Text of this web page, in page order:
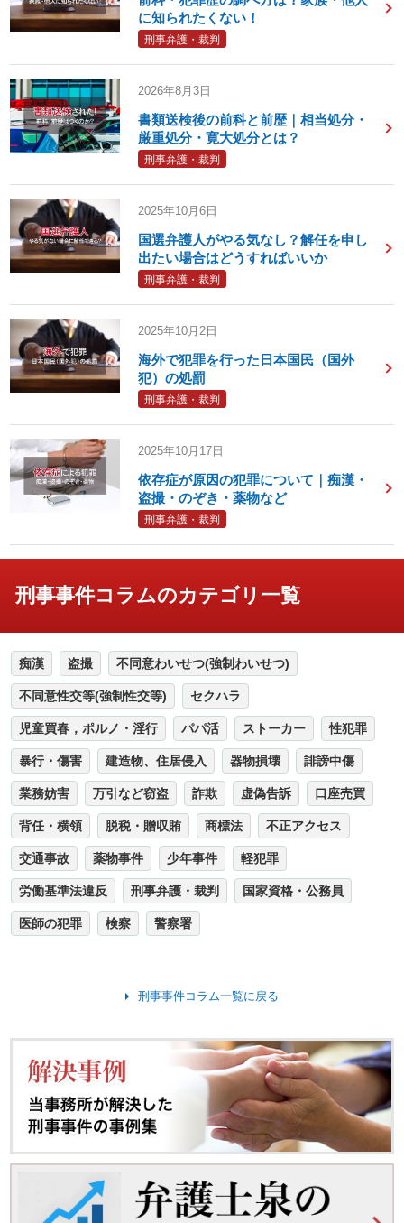
に知られたくない！
刑事弁護・裁判
2026年8月3日
書類送検後の前科と前歴｜相当処分・
厳重処分・寛大処分とは？
刑事弁護・裁判
2025年10月6日
国選弁護人がやる気なし？解任を申し
出たい場合はどうすればいいか
刑事弁護・裁判
2025年10月2日
海外で犯罪を行った日本国民（国外
犯）の処罰
刑事弁護・裁判
2025年10月17日
依存症が原因の犯罪について｜痴漢・
盗撮・のぞき・薬物など
刑事弁護・裁判
刑事事件コラムのカテゴリ一覧
痴漢 盗撮 不同意わいせつ(強制わいせつ)
不同意性交等(強制性交等) セクハラ
児童買春，ポルノ・淫行 パパ活 ストーカー 性犯罪
暴行・傷害 建造物、住居侵入 器物損壊 誹謗中傷
業務妨害 万引など窃盗 詐欺 虚偽告訴 口座売買
背任・横領 脱税・贈収賄 商標法 不正アクセス
交通事故 薬物事件 少年事件 軽犯罪
労働基準法違反 刑事弁護・裁判 国家資格・公務員
医師の犯罪 検察 警察署
刑事事件コラム一覧に戻る